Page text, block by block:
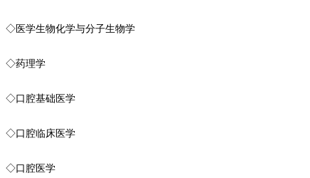
◇医学生物化学与分子生物学
◇药理学
◇口腔基础医学
◇口腔临床医学
◇口腔医学